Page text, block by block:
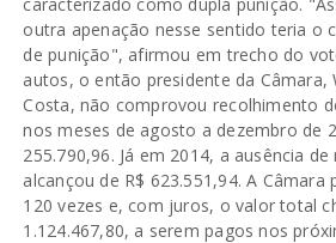
outra apenação nesse sentido teria o
de punição", afirmou em trecho do
autos, o então presidente da Câmara,
Costa, não comprovou recolhimento
nos meses de agosto a dezembro de
255.790,96. Já em 2014, a ausência
alcançou de R$ 623.551,94. A Câmara
120 vezes e, com juros, o valor total
1.124.467,80, a serem pagos nos